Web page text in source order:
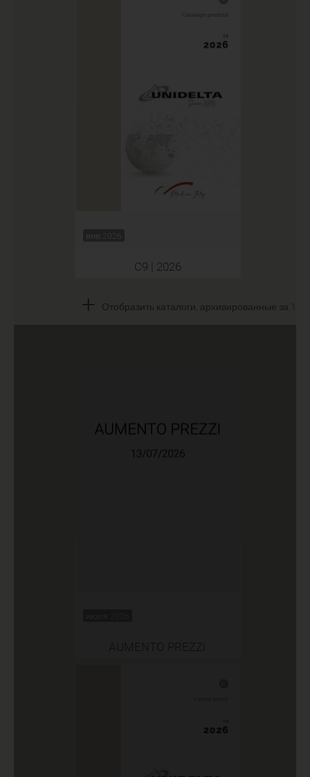
янв 2026
C9 | 2026
+ Отобразить каталоги, архивированные за 1